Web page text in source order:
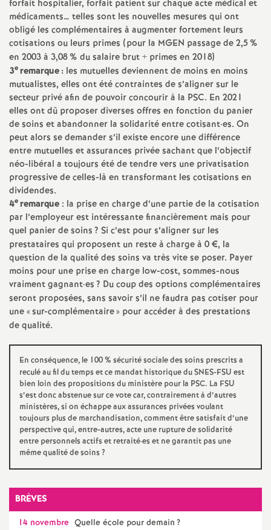
c
o
n
d
d
e
g
r
é
O
r
l
é
a
n
s
forfait hospitalier, forfait patient sur chaque acte médical et
médicaments… telles sont les nouvelles mesures qui ont
obligé les complémentaires à augmenter fortement leurs
cotisations ou leurs primes (pour la MGEN passage de 2,5%
en 2003 à 3,08% du salaire brut + primes en 2018)
3eremarque : les mutuelles deviennent de moins en moins
mutualistes, elles ont été contraintes de s’aligner sur le
secteur privé afin de pouvoir concourir à la PSC. En 2021
elles ont dû proposer diverses offres en fonction du panier
de soins et abandonner la solidarité entre cotisant·es. On
peut alors se demander s’il existe encore une différence
entre mutuelles et assurances privée sachant que l’objectif
néo-libéral a toujours été de tendre vers une privatisation
progressive de celles-là en transformant les cotisations en
dividendes.
4eremarque : la prise en charge d’une partie de la cotisation
par l’employeur est intéressante financièrement mais pour
quel panier de soins? Si c’est pour s’aligner sur les
prestataires qui proposent un reste à charge à 0 €, la
question de la qualité des soins va très vite se poser. Payer
moins pour une prise en charge low-cost, sommes-nous
vraiment gagnant·es? Du coup des options complémentaires
seront proposées, sans savoir s’il ne faudra pas cotiser pour
une «sur-complémentaire» pour accéder à des prestations
de qualité.
En conséquence, le 100% sécurité sociale des soins prescrits a
reculé au fil du temps et ce mandat historique du SNES-FSU est
bien loin des propositions du ministère pour la PSC. La FSU
s’est donc abstenue sur ce vote car, contrairement à d’autres
ministères, si on échappe aux assurances privées voulant
toujours plus de marchandisation, comment être satisfait d’une
perspective qui, entre-autres, acte une rupture de solidarité
entre personnels actifs et retraité·es et ne garantit pas une
même qualité de soins?
BRÈVES
14 novembre Quelle école pour demain ?